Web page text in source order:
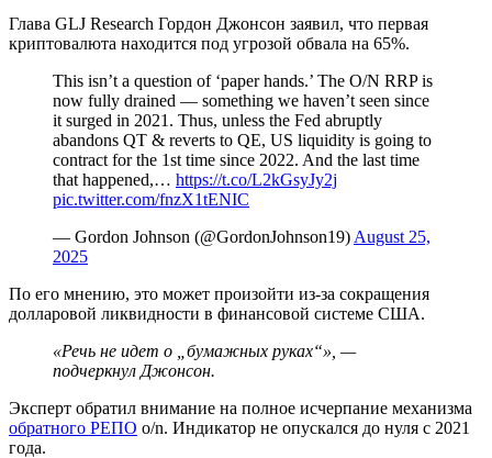
Глава GLJ Research Гордон Джонсон заявил, что первая
криптовалюта находится под угрозой обвала на 65%.
This isn’t a question of ‘paper hands.’ The O/N RRP is
now fully drained — something we haven’t seen since
it surged in 2021. Thus, unless the Fed abruptly
abandons QT & reverts to QE, US liquidity is going to
contract for the 1st time since 2022. And the last time
that happened,… https://t.co/L2kGsyJy2j
pic.twitter.com/fnzX1tENIC
— Gordon Johnson (@GordonJohnson19) August 25,
2025
По его мнению, это может произойти из-за сокращения
долларовой ликвидности в финансовой системе США.
«Речь не идет о „бумажных руках“», —
подчеркнул Джонсон.
Эксперт обратил внимание на полное исчерпание механизма
обратного РЕПО o/n. Индикатор не опускался до нуля с 2021
года.